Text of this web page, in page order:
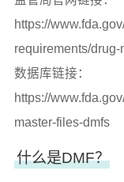
https://
requirements/
数据库链接：
https://
master-files-dmfs
什么是DMF？